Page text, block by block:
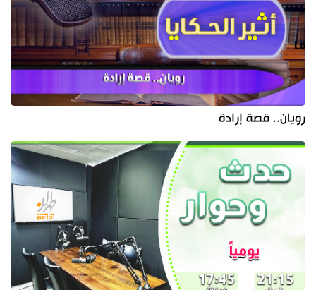
رويان.. قصة إرادة